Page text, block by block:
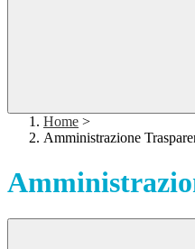
Home >
Amministrazione